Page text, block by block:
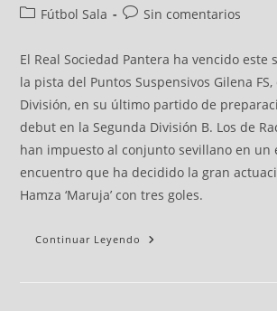
Fútbol Sala
Sin comentarios
El Real Sociedad Pantera ha vencido este
la pista del Puntos Suspensivos Gilena FS,
División, en su último partido de
debut en la Segunda División B. Los de
han impuesto al conjunto sevillano en un
encuentro que ha decidido la gran
Hamza ‘Maruja’ con tres goles.
Continuar Leyendo